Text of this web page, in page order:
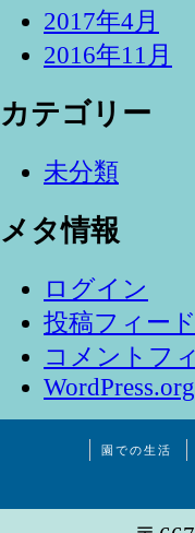
2017年4月
2016年11月
カテゴリー
未分類
メタ情報
ログイン
投稿フィード
コメントフ
WordPress.org
園での生活